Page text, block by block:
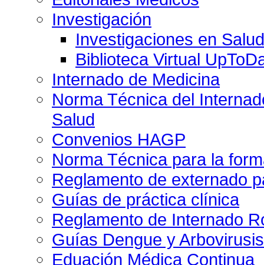
Investigación
Investigaciones en Salud
Biblioteca Virtual
Internado de Medicina
Norma Técnica del
Salud
Convenios HAGP
Norma Técnica para la
Reglamento de externado
Guías de práctica clínica
Reglamento de Internado
Guías Dengue y
Eduación Médica Continua